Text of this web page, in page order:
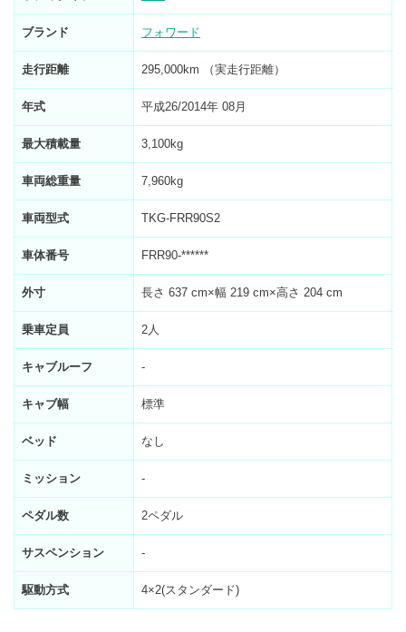
ブランド フォワード
走行距離 295,000km （実走行距離）
年式 平成26/2014年 08月
最大積載量 3,100kg
車両総重量 7,960kg
車両型式 TKG-FRR90S2
車体番号 FRR90-******
外寸 長さ 637 cm×幅 219 cm×高さ 204 cm
乗車定員 2人
キャブルーフ -
キャブ幅 標準
ベッド なし
ミッション -
ペダル数 2ペダル
サスペンション -
駆動方式 4×2(スタンダード)